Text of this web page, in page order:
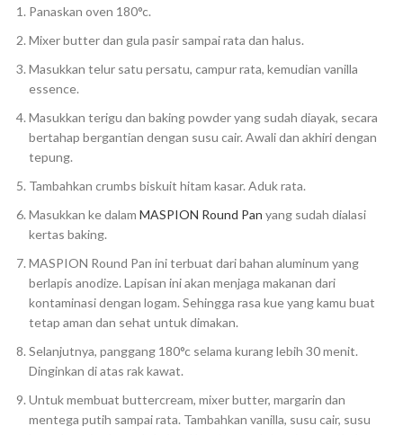
Panaskan oven 180°c.
Mixer butter dan gula pasir sampai rata dan halus.
Masukkan telur satu persatu, campur rata, kemudian vanilla
essence.
Masukkan terigu dan baking powder yang sudah diayak, secara
bertahap bergantian dengan susu cair. Awali dan akhiri dengan
tepung.
Tambahkan crumbs biskuit hitam kasar. Aduk rata.
Masukkan ke dalam MASPION Round Pan yang sudah dialasi
kertas baking.
MASPION Round Pan ini terbuat dari bahan aluminum yang
berlapis anodize. Lapisan ini akan menjaga makanan dari
kontaminasi dengan logam. Sehingga rasa kue yang kamu buat
tetap aman dan sehat untuk dimakan.
Selanjutnya, panggang 180°c selama kurang lebih 30 menit.
Dinginkan di atas rak kawat.
Untuk membuat buttercream, mixer butter, margarin dan
mentega putih sampai rata. Tambahkan vanilla, susu cair, susu